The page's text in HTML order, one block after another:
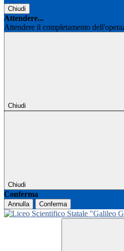
Chiudi
Attendere...
Attendere il completamento
Chiudi
Chiudi
Conferma
Annulla Conferma